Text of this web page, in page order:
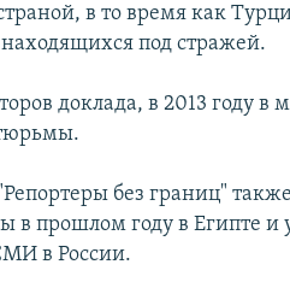
в то время как
под стражей.
доклада, в 2013 году в
без границ"
в прошлом году в Египте и
в России.